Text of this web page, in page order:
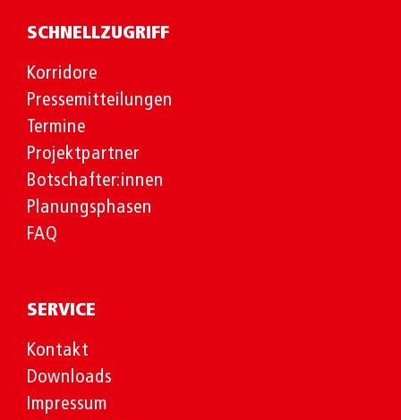
SCHNELLZUGRIFF
Korridore
Pressemitteilungen
Termine
Projektpartner
Botschafter:innen
Planungsphasen
FAQ
SERVICE
Kontakt
Downloads
Impressum